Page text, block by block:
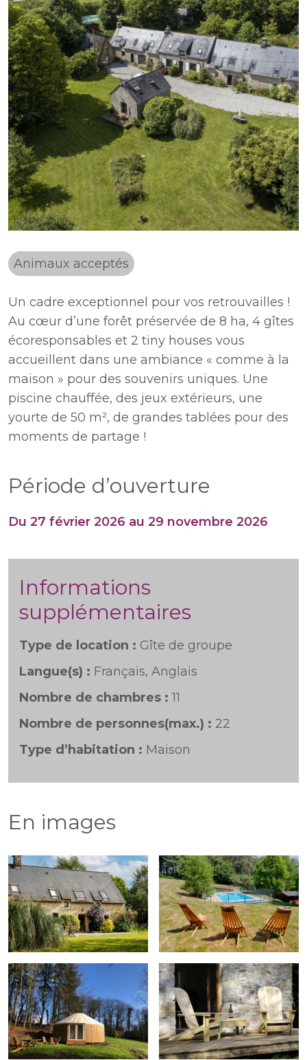
Animaux acceptés
Un cadre exceptionnel pour vos retrouvailles !
Au cœur d’une forêt préservée de 8 ha, 4 gîtes
écoresponsables et 2 tiny houses vous
accueillent dans une ambiance « comme à la
maison » pour des souvenirs uniques. Une
piscine chauffée, des jeux extérieurs, une
yourte de 50 m², de grandes tablées pour des
moments de partage !
Période d’ouverture
Du 27 février 2026 au 29 novembre 2026
Informations
supplémentaires
Type de location : Gîte de groupe
Langue(s) : Français, Anglais
Nombre de chambres : 11
Nombre de personnes(max.) : 22
Type d’habitation : Maison
En images